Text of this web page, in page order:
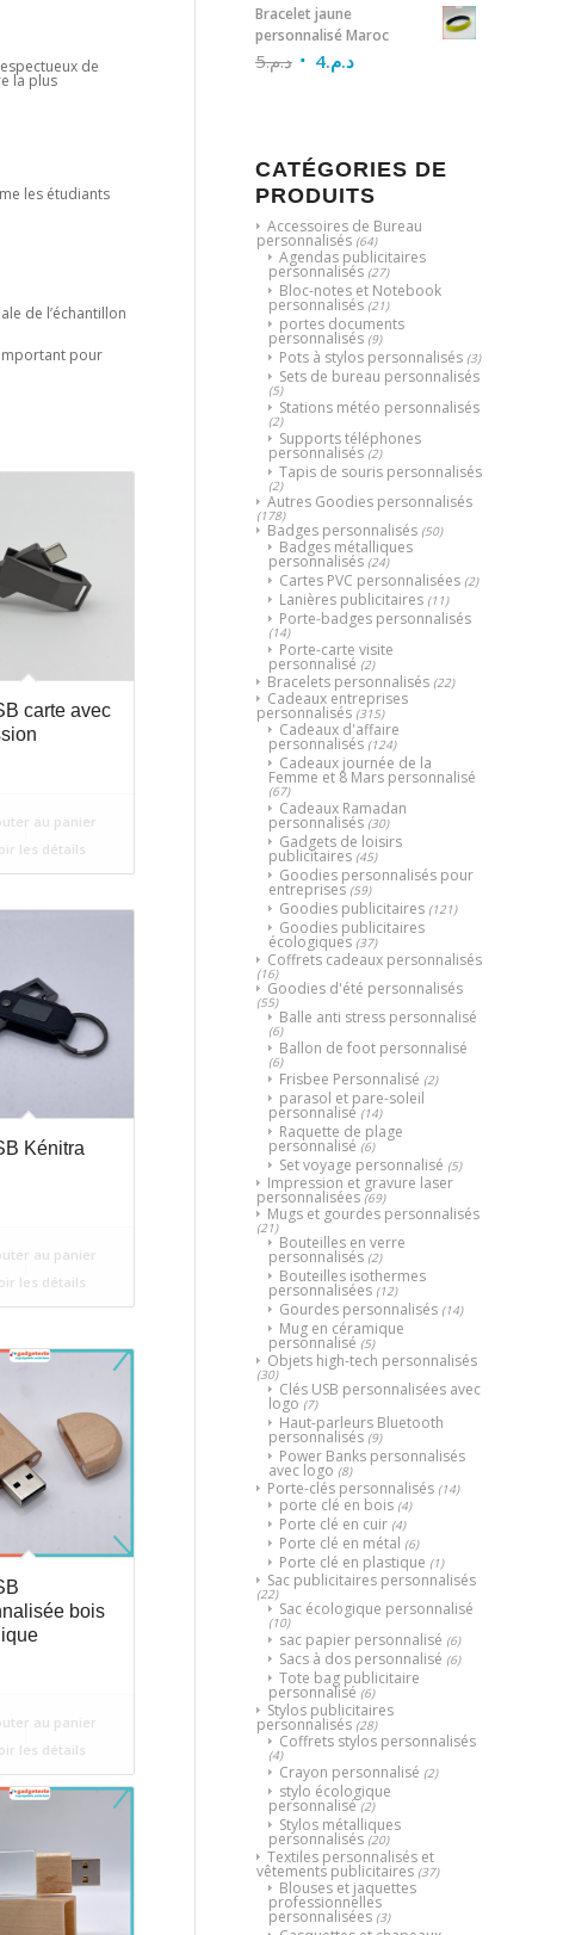
de
la plus
les étudiants
de l’échantillon
pour
carte avec
au panier
les détails
Kénitra
au panier
les détails
bois
au panier
les détails
Bracelet jaune
personnalisé Maroc
د.م.5 د.م.4
CATÉGORIES DE
PRODUITS
Accessoires de Bureau
personnalisés (64)
Agendas publicitaires
personnalisés (27)
Bloc-notes et Notebook
personnalisés (21)
portes documents
personnalisés (9)
Pots à stylos personnalisés (3)
Sets de bureau personnalisés
(5)
Stations météo personnalisés
(2)
Supports téléphones
personnalisés (2)
Tapis de souris personnalisés
(2)
Autres Goodies personnalisés
(178)
Badges personnalisés (50)
Badges métalliques
personnalisés (24)
Cartes PVC personnalisées (2)
Lanières publicitaires (11)
Porte-badges personnalisés
(14)
Porte-carte visite
personnalisé (2)
Bracelets personnalisés (22)
Cadeaux entreprises
personnalisés (315)
Cadeaux d'affaire
personnalisés (124)
Cadeaux journée de la
Femme et 8 Mars personnalisé
(67)
Cadeaux Ramadan
personnalisés (30)
Gadgets de loisirs
publicitaires (45)
Goodies personnalisés pour
entreprises (59)
Goodies publicitaires (121)
Goodies publicitaires
écologiques (37)
Coffrets cadeaux personnalisés
(16)
Goodies d'été personnalisés
(55)
Balle anti stress personnalisé
(6)
Ballon de foot personnalisé
(6)
Frisbee Personnalisé (2)
parasol et pare-soleil
personnalisé (14)
Raquette de plage
personnalisé (6)
Set voyage personnalisé (5)
Impression et gravure laser
personnalisées (69)
Mugs et gourdes personnalisés
(21)
Bouteilles en verre
personnalisés (2)
Bouteilles isothermes
personnalisées (12)
Gourdes personnalisés (14)
Mug en céramique
personnalisé (5)
Objets high-tech personnalisés
(30)
Clés USB personnalisées avec
logo (7)
Haut-parleurs Bluetooth
personnalisés (9)
Power Banks personnalisés
avec logo (8)
Porte-clés personnalisés (14)
porte clé en bois (4)
Porte clé en cuir (4)
Porte clé en métal (6)
Porte clé en plastique (1)
Sac publicitaires personnalisés
(22)
Sac écologique personnalisé
(10)
sac papier personnalisé (6)
Sacs à dos personnalisé (6)
Tote bag publicitaire
personnalisé (6)
Stylos publicitaires
personnalisés (28)
Coffrets stylos personnalisés
(4)
Crayon personnalisé (2)
stylo écologique
personnalisé (2)
Stylos métalliques
personnalisés (20)
Textiles personnalisés et
vêtements publicitaires (37)
Blouses et jaquettes
professionnelles
personnalisées (3)